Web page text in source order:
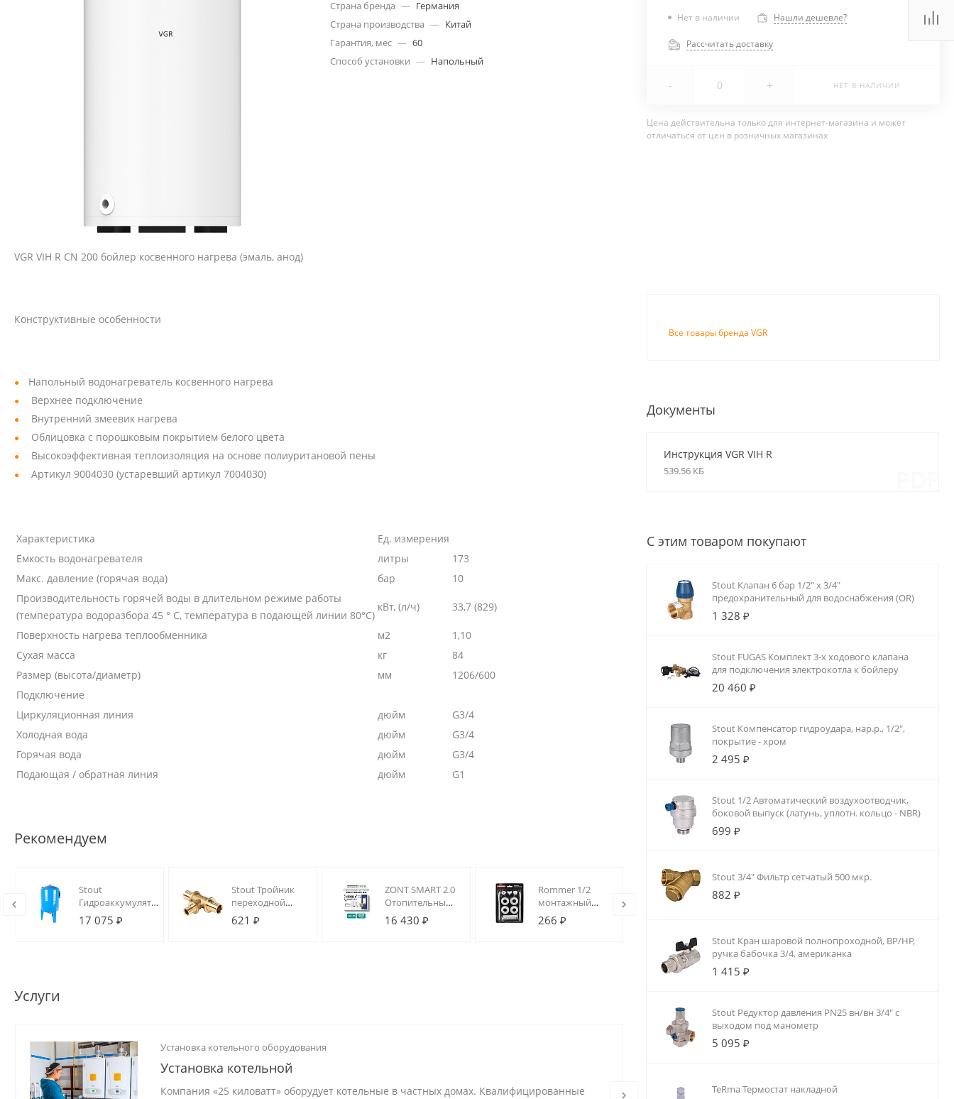
VGR VIH R CN 200 бойлер косвенного нагрева (эмаль, анод)
Страна бренда — Германия
Страна производства — Китай
Гарантия, мес — 60
Способ установки — Напольный
Нет в наличии Нашли дешевле?
Рассчитать доставку
- + НЕТ В НАЛИЧИИ
Цена действительна только для интернет-магазина и может
отличаться от цен в розничных магазинах
Конструктивные особенности
Напольный водонагреватель косвенного нагрева
Верхнее подключение
Внутренний змеевик нагрева
Облицовка с порошковым покрытием белого цвета
Высокоэффективная теплоизоляция на основе полиуритановой пены
Артикул 9004030 (устаревший артикул 7004030)
Характеристика
Ед. измерения
Ёмкость водонагревателя
литры
173
Макс. давление (горячая вода)
бар
10
Производительность горячей воды в длительном режиме работы
(температура водоразбора 45 ° C, температура в подающей линии 80°C)
кВт, (л/ч) 33,7 (829)
Поверхность нагрева теплообменника м2
1,10
Сухая масса
кг
84
Размер (высота/диаметр)
мм
1206/600
Подключение
Циркуляционная линия
дюйм
G3/4
Холодная вода
дюйм
G3/4
Горячая вода
дюйм
G3/4
Подающая / обратная линия
дюйм G1
Рекомендуем
Stout
Гидроаккумулятор
100 л.
вертикальный
17 075 ₽
Stout Тройник
переходной
20x16x20 для
труб из
621 ₽
ZONT SMART 2.0
Отопительный
GSM / Wi-Fi
контроллер на
16 430 ₽
Rommer 1/2
монтажный
комплект 11 в 1
с двумя
266 ₽
Aquasfera 9510
Насосно-
термоголовкой
(без насоса),
для насосов
130-180мм
304 (объем
бака 300л,
Услуги
Установка котельного оборудования
Установка котельной
Компания «25 киловатт» оборудует котельные в частных домах. Квалифицированные
Компания «25 киловатт»
Все товары бренда VGR
Документы
Инструкция VGR VIH R
539.56 КБ
С этим товаром покупают
Stout Клапан 6 бар 1/2" х 3/4"
предохранительный для водоснабжения (OR)
1 328 ₽
Stout FUGAS Комплект 3-х ходового клапана
для подключения электрокотла к бойлеру
20 460 ₽
Stout Компенсатор гидроудара, нар.р., 1/2",
покрытие - хром
2 495 ₽
Stout 1/2 Автоматический воздухоотводчик,
боковой выпуск (латунь, уплотн. кольцо - NBR)
699 ₽
Stout 3/4" Фильтр сетчатый 500 мкр.
882 ₽
Stout Кран шаровой полнопроходной, ВР/НР,
ручка бабочка 3/4, американка
1 415 ₽
Stout Редуктор давления PN25 вн/вн 3/4" с
выходом под манометр
5 095 ₽
TeRma Термостат накладной